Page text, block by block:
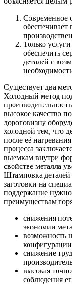
Современное
Только
обеспечить
деталей с
Существует два
Холодный метод
высокое качество
дороговизну
холодной тем, что
после её
процесса
выемкам внутри
свойстве металла
Штамповка деталей
заготовки на
поддержание
преимуществам
снижения
экономии
возможность
снижение
высокая
соблюдения